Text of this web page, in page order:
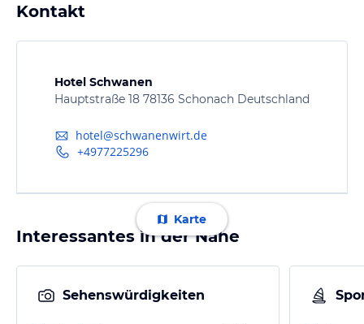
Kontakt
Hotel Schwanen
Hauptstraße 18 78136 Schonach Deutschland
hotel@schwanenwirt.de
+4977225296
Karte
Interessantes in der Nähe
Sehenswürdigkeiten